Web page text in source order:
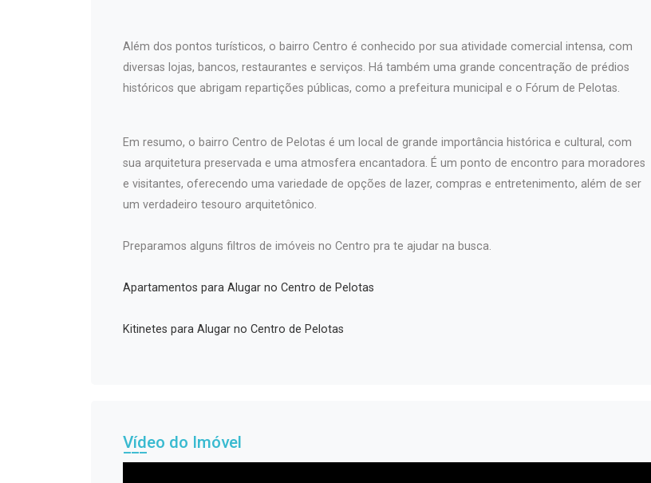
Além dos pontos turísticos, o bairro Centro é conhecido por sua atividade comercial intensa, com
diversas lojas, bancos, restaurantes e serviços. Há também uma grande concentração de prédios
históricos que abrigam repartições públicas, como a prefeitura municipal e o Fórum de Pelotas.
Em resumo, o bairro Centro de Pelotas é um local de grande importância histórica e cultural, com
sua arquitetura preservada e uma atmosfera encantadora. É um ponto de encontro para moradores
e visitantes, oferecendo uma variedade de opções de lazer, compras e entretenimento, além de ser
um verdadeiro tesouro arquitetônico.
Preparamos alguns filtros de imóveis no Centro pra te ajudar na busca.
Apartamentos para Alugar no Centro de Pelotas
Kitinetes para Alugar no Centro de Pelotas
Vídeo do Imóvel